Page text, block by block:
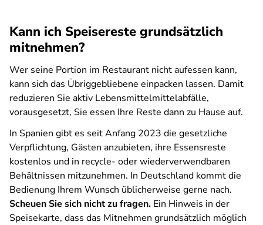
Kann ich Speisereste grundsätzlich
mitnehmen?
Wer seine Portion im Restaurant nicht aufessen kann,
kann sich das Übriggebliebene einpacken lassen. Damit
reduzieren Sie aktiv Lebensmittelmittelabfälle,
vorausgesetzt, Sie essen Ihre Reste dann zu Hause auf.
In Spanien gibt es seit Anfang 2023 die gesetzliche
Verpflichtung, Gästen anzubieten, ihre Essensreste
kostenlos und in recycle- oder wiederverwendbaren
Behältnissen mitzunehmen. In Deutschland kommt die
Bedienung Ihrem Wunsch üblicherweise gerne nach.
Scheuen Sie sich nicht zu fragen. Ein Hinweis in der
Speisekarte, dass das Mitnehmen grundsätzlich möglich